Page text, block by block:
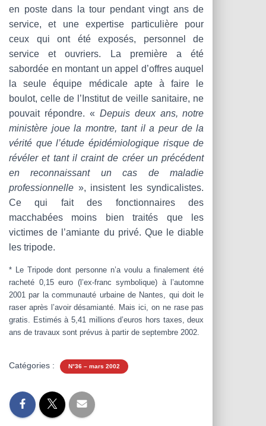
en poste dans la tour pendant vingt ans de
service, et une expertise particulière pour
ceux qui ont été exposés, personnel de
service et ouvriers. La première a été
sabordée en montant un appel d’offres auquel
la seule équipe médicale apte à faire le
boulot, celle de l’Institut de veille sanitaire, ne
pouvait répondre. « Depuis deux ans, notre
ministère joue la montre, tant il a peur de la
vérité que l’étude épidémiologique risque de
révéler et tant il craint de créer un précédent
en reconnaissant un cas de maladie
professionnelle », insistent les syndicalistes.
Ce qui fait des fonctionnaires des
macchabées moins bien traités que les
victimes de l’amiante du privé. Que le diable
les tripode.
* Le Tripode dont personne n’a voulu a finalement été
racheté 0,15 euro (l’ex-franc symbolique) à l’automne
2001 par la communauté urbaine de Nantes, qui doit le
raser après l’avoir désamianté. Mais ici, on ne rase pas
gratis. Estimés à 5,41 millions d’euros hors taxes, deux
ans de travaux sont prévus à partir de septembre 2002.
Catégories : N°36 – mars 2002